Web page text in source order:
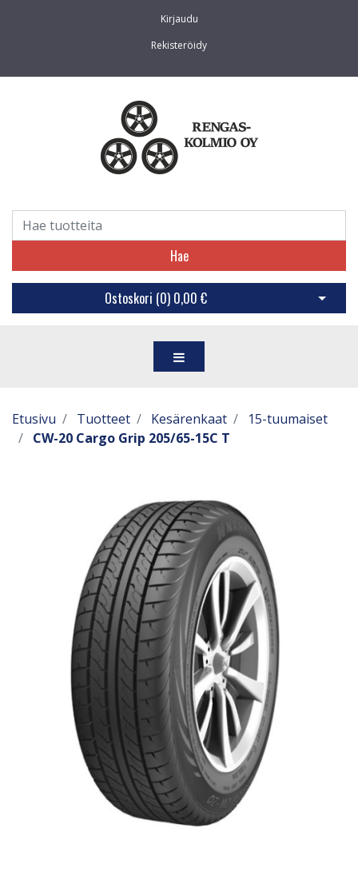
Kirjaudu
Rekisteröidy
Hae
Ostoskori (0) 0,00 € Avaa
Etusivu Tuotteet Kesärenkaat
15-tuumaiset
CW-20 Cargo Grip 205/65-15C T